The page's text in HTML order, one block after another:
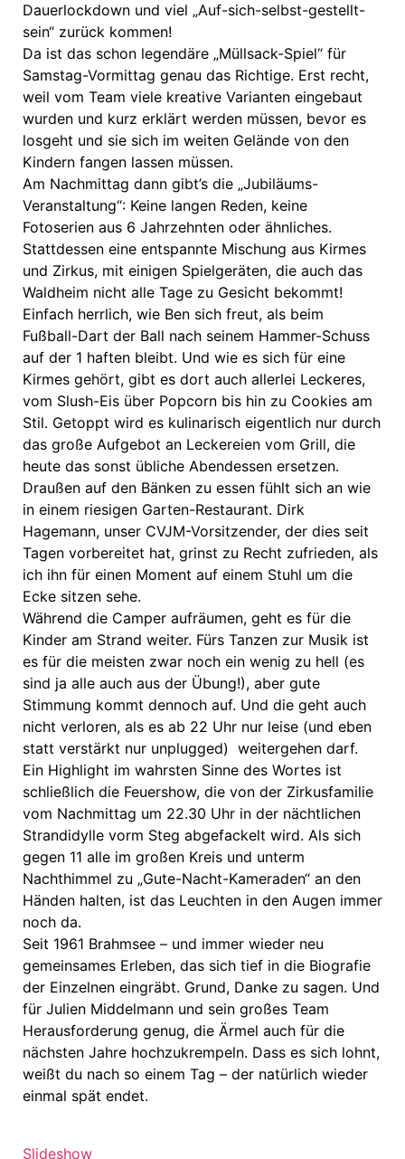
Dauerlockdown und viel „Auf-sich-selbst-gestellt-
sein“ zurück kommen!
Da ist das schon legendäre „Müllsack-Spiel“ für
Samstag-Vormittag genau das Richtige. Erst recht,
weil vom Team viele kreative Varianten eingebaut
wurden und kurz erklärt werden müssen, bevor es
losgeht und sie sich im weiten Gelände von den
Kindern fangen lassen müssen.
Am Nachmittag dann gibt’s die „Jubiläums-
Veranstaltung“: Keine langen Reden, keine
Fotoserien aus 6 Jahrzehnten oder ähnliches.
Stattdessen eine entspannte Mischung aus Kirmes
und Zirkus, mit einigen Spielgeräten, die auch das
Waldheim nicht alle Tage zu Gesicht bekommt!
Einfach herrlich, wie Ben sich freut, als beim
Fußball-Dart der Ball nach seinem Hammer-Schuss
auf der 1 haften bleibt. Und wie es sich für eine
Kirmes gehört, gibt es dort auch allerlei Leckeres,
vom Slush-Eis über Popcorn bis hin zu Cookies am
Stil. Getoppt wird es kulinarisch eigentlich nur durch
das große Aufgebot an Leckereien vom Grill, die
heute das sonst übliche Abendessen ersetzen.
Draußen auf den Bänken zu essen fühlt sich an wie
in einem riesigen Garten-Restaurant. Dirk
Hagemann, unser CVJM-Vorsitzender, der dies seit
Tagen vorbereitet hat, grinst zu Recht zufrieden, als
ich ihn für einen Moment auf einem Stuhl um die
Ecke sitzen sehe.
Während die Camper aufräumen, geht es für die
Kinder am Strand weiter. Fürs Tanzen zur Musik ist
es für die meisten zwar noch ein wenig zu hell (es
sind ja alle auch aus der Übung!), aber gute
Stimmung kommt dennoch auf. Und die geht auch
nicht verloren, als es ab 22 Uhr nur leise (und eben
statt verstärkt nur unplugged) weitergehen darf.
Ein Highlight im wahrsten Sinne des Wortes ist
schließlich die Feuershow, die von der Zirkusfamilie
vom Nachmittag um 22.30 Uhr in der nächtlichen
Strandidylle vorm Steg abgefackelt wird. Als sich
gegen 11 alle im großen Kreis und unterm
Nachthimmel zu „Gute-Nacht-Kameraden“ an den
Händen halten, ist das Leuchten in den Augen immer
noch da.
Seit 1961 Brahmsee – und immer wieder neu
gemeinsames Erleben, das sich tief in die Biografie
der Einzelnen eingräbt. Grund, Danke zu sagen. Und
für Julien Middelmann und sein großes Team
Herausforderung genug, die Ärmel auch für die
nächsten Jahre hochzukrempeln. Dass es sich lohnt,
weißt du nach so einem Tag – der natürlich wieder
einmal spät endet.
Slideshow